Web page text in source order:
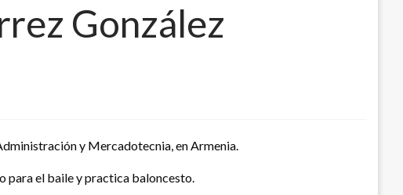
González
y Mercadotecnia, en Armenia.
para el baile y practica baloncesto.